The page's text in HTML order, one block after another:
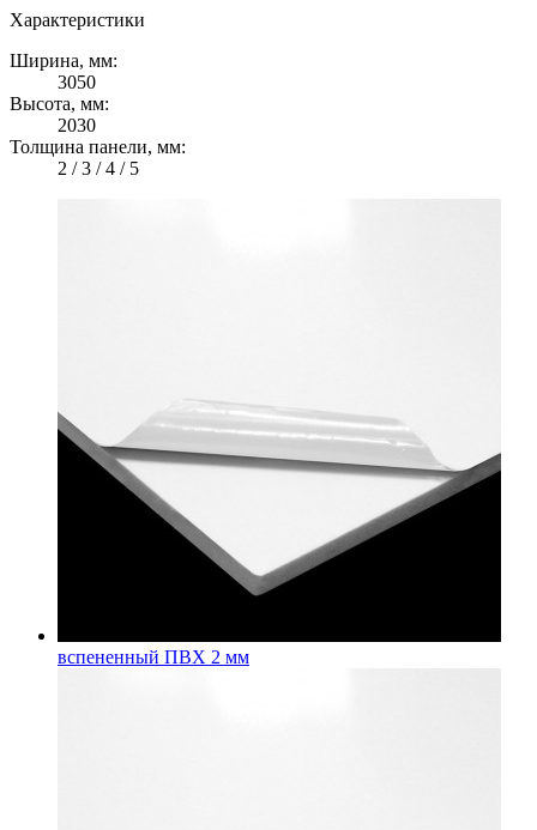
Характеристики
Ширина, мм:
3050
Высота, мм:
2030
Толщина панели, мм:
2 / 3 / 4 / 5
вспененный ПВХ 2 мм